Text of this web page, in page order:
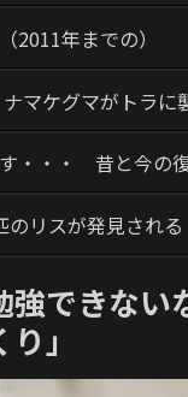
2011年までの）
マケグマがトラに
・・・ 昔と今の
リスが発見される
できない
」